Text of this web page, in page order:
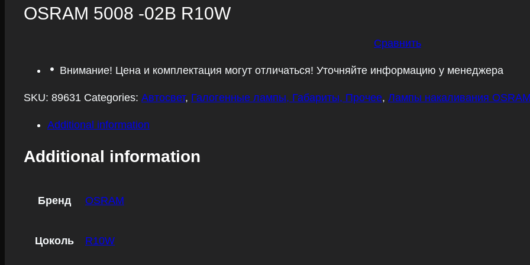
OSRAM 5008 -02B R10W
Сравнить
Внимание! Цена и комплектация могут отличаться! Уточняйте информацию у менеджера
SKU: 89631 Categories: Автосвет, Галогенные лампы, Габариты, Прочее, Лампы накаливания
Additional information
Additional information
Бренд OSRAM
Цоколь R10W